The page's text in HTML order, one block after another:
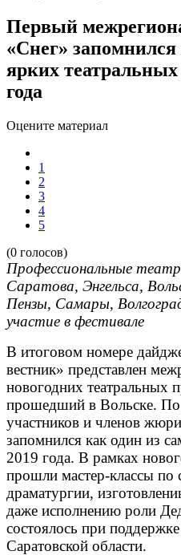
Первый
«Снег»
ярких
года
Оцените материал
1
2
3
4
5
(0 голосов)
Профессиональные
Саратова, Энгельса,
Пензы, Самары,
участие в фестивале
В итоговом номере
вестник» представлен
новогодних театральных
прошедший в Вольске. По
участников и членов
запомнился как один из
2019 года. В рамках
прошли мастер-классы по
драматургии,
даже исполнению роли
состоялось при
Саратовской области.